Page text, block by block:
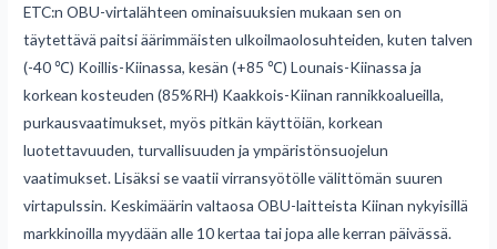
ETC:n OBU-virtalähteen ominaisuuksien mukaan sen on
täytettävä paitsi äärimmäisten ulkoilmaolosuhteiden, kuten talven
(-40 ℃) Koillis-Kiinassa, kesän (+85 ℃) Lounais-Kiinassa ja
korkean kosteuden (85%RH) Kaakkois-Kiinan rannikkoalueilla,
purkausvaatimukset, myös pitkän käyttöiän, korkean
luotettavuuden, turvallisuuden ja ympäristönsuojelun
vaatimukset. Lisäksi se vaatii virransyötölle välittömän suuren
virtapulssin. Keskimäärin valtaosa OBU-laitteista Kiinan nykyisillä
markkinoilla myydään alle 10 kertaa tai jopa alle kerran päivässä.